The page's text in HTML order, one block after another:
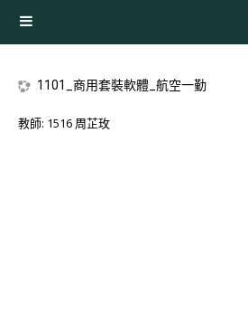
側板
1101_商用套裝軟體_航空一勤
教師: 1516 周芷玫